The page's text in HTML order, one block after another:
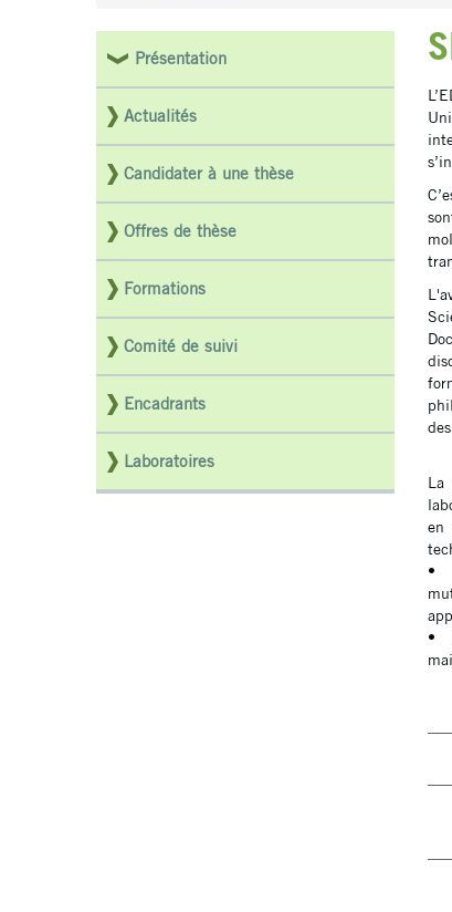
Menu
latéral
pages
ED
Présentation
Actualités
Candidater à une thèse
Offres de thèse
Formations
Comité de suivi
Encadrants
Laboratoires
La
en
•
•